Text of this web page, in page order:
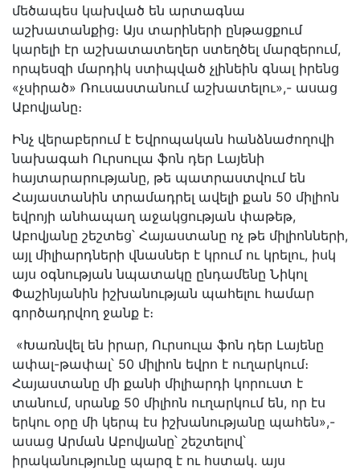
մեծապես կախված են արտագնա
աշխատանքից։ Այս տարիների ընթացքում
կարելի էր աշխատատեղեր ստեղծել մարզերում,
որպեսզի մարդիկ ստիպված չլինեին գնալ իրենց
«չսիրած» Ռուսաստանում աշխատելու»,- ասաց
Աբովյանը։
Ինչ վերաբերում է Եվրոպական հանձնաժողովի
նախագահ Ուրսուլա ֆոն դեր Լայենի
հայտարարությանը, թե պատրաստվում են
Հայաստանին տրամադրել ավելի քան 50 միլիոն
եվրոյի անհապաղ աջակցության փաթեթ,
Աբովյանը շեշտեց՝ Հայաստանը ոչ թե միլիոնների,
այլ միլիարդների վնասներ է կրում ու կրելու, իսկ
այս օգնության նպատակը ընդամենը Նիկոլ
Փաշինյանին իշխանության պահելու համար
գործադրվող ջանք է։
«Խառնվել են իրար, Ուրսուլա ֆոն դեր Լայենը
ափալ-թափալ՝ 50 միլիոն եվրո է ուղարկում։
Հայաստանը մի քանի միլիարդի կորուստ է
տանում, սրանք 50 միլիոն ուղարկում են, որ էս
երկու օրը մի կերպ էս իշխանությանը պահեն»,-
ասաց Արման Աբովյանը՝ շեշտելով՝
իրականությունը պարզ է ու հստակ. այս